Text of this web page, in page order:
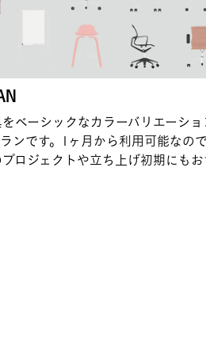
ベーシックなカラーバリエーシ
ンです。1ヶ月から利用可能なの
ロジェクトや立ち上げ初期にもお